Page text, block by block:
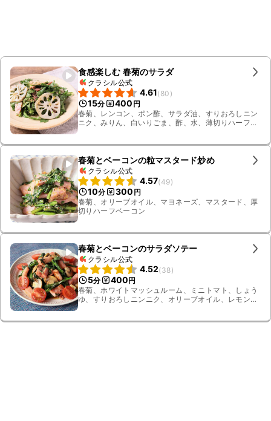
食感楽しむ 春菊のサラダ
クラシル公式
4.61(80 )
15分 400 円
春菊、レンコン、ポン酢、サラダ油、すりおろしニン
ニク、みりん、白いりごま、酢、水、薄切りハーフ
春菊とベーコンの粒マスタード炒め
クラシル公式
4.57(49)
10分 300 円
春菊、オリーブオイル、マヨネーズ、マスタード、厚
切りハーフベーコン
春菊とベーコンのサラダソテー
クラシル公式
4.52(38)
5分 400円
春菊、ホワイトマッシュルーム、ミニトマト、しょう
ゆ、すりおろしニンニク、オリーブオイル、レモン、